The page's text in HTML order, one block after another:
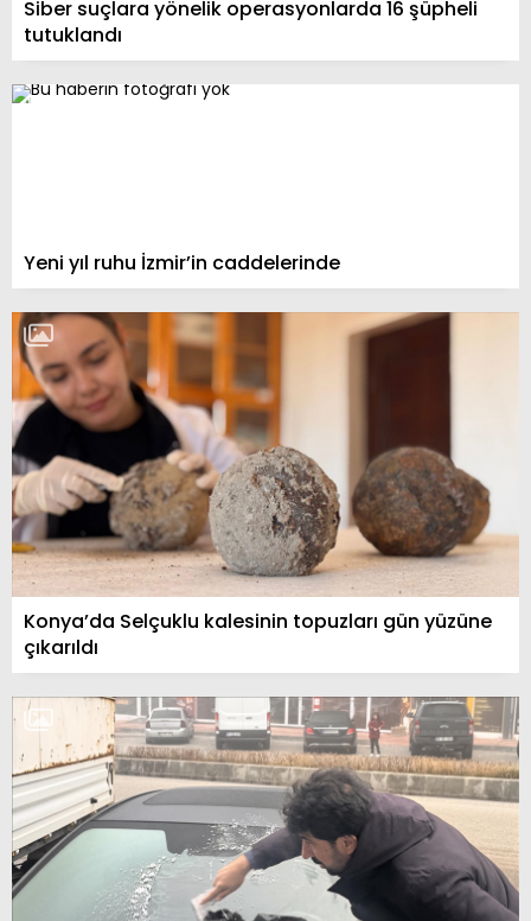
Siber suçlara yönelik operasyonlarda 16 şüpheli
tutuklandı
Yeni yıl ruhu İzmir’in caddelerinde
Konya’da Selçuklu kalesinin topuzları gün yüzüne
çıkarıldı